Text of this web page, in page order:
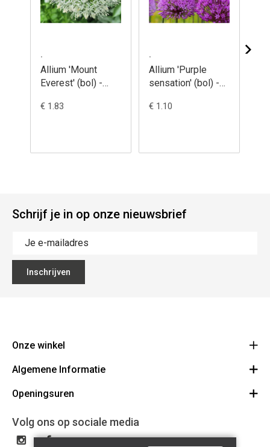
.
Allium 'Mount
Everest' (bol) -
Everest'
€ 1.83
.
Allium 'Purple
sensation' (bol) -
sensation'
€ 1.10
Schrijf je in op onze nieuwsbrief
Inschrijven
Onze winkel
Ecoflora
1500 Halle
32(0)2.361.77.61
BE 0886.319.484
Algemene Informatie
Vacatures
Bestellen en Betalen
Openingsuren
Maandag : gesloten
Dinsdag: 09:00 - 17:00
Volg ons op sociale media